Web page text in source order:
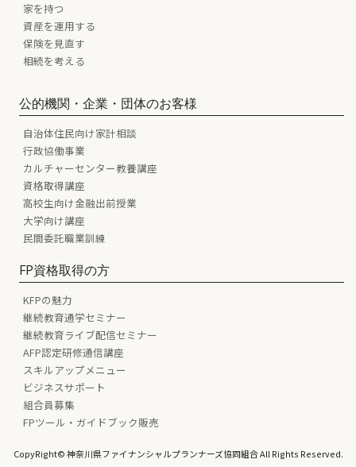
家を持つ
資産を運用する
保険を見直す
相続を考える
公的機関・企業・団体のお客様
自治体住民向け家計相談
行政協働事業
カルチャーセンター教養講座
資格取得講座
高校生向け金融出前授業
大学向け講座
民間委託職業訓練
FP資格取得の方
KFPの魅力
継続教育通学セミナー
継続教育ライブ配信セミナー
AFP認定研修通信講座
スキルアップメニュー
ビジネスサポート
組合員募集
FPツール・ガイドブック販売
CopyRight© 神奈川県ファイナンシャルプランナーズ協同組合 All Rights Reserved.